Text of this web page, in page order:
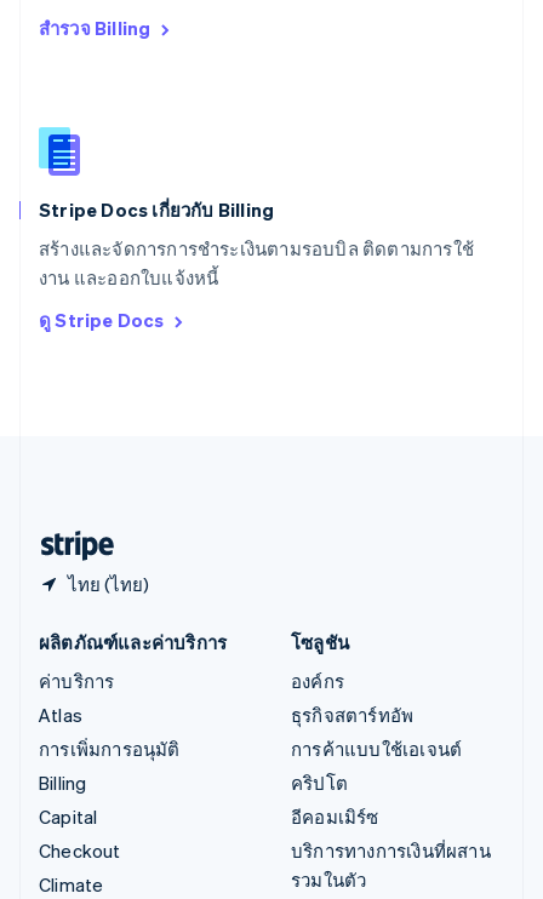
สำรวจ Billing
Stripe Docs เกี่ยวกับ Billing
สร้างและจัดการการชำระเงินตามรอบบิล ติดตามการใช้
งาน และออกใบแจ้งหนี้
ดู Stripe Docs
ไทย (ไทย)
English
English
สิงคโปร์
ออสเตรเลีย
ออสเตรีย
DeutschEnglish
ItalianoEnglish
ผลิตภัณฑ์และค่าบริการ
ค่าบริการ
Atlas
การเพิ่มการอนุมัติ
Billing
Capital
Checkout
Climate
โซลูชัน
องค์กร
ธุรกิจสตาร์ทอัพ
การค้าแบบใช้เอเจนต์
คริปโต
อีคอมเมิร์ซ
บริการทางการเงินที่ผสาน
รวมในตัว